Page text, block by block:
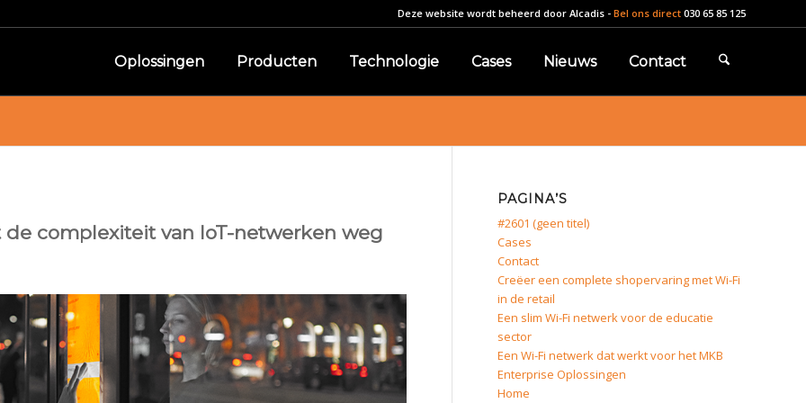
Deze website wordt beheerd door Alcadis - Bel ons direct 030 65 85 125
Oplossingen Producten Technologie Cases Nieuws Contact
de complexiteit van IoT-netwerken weg
PAGINA’S
#2601 (geen titel)
Cases
Contact
Creëer een complete shopervaring met Wi-Fi
in de retail
Een slim Wi-Fi netwerk voor de educatie
sector
Een Wi-Fi netwerk dat werkt voor het MKB
Enterprise Oplossingen
Home